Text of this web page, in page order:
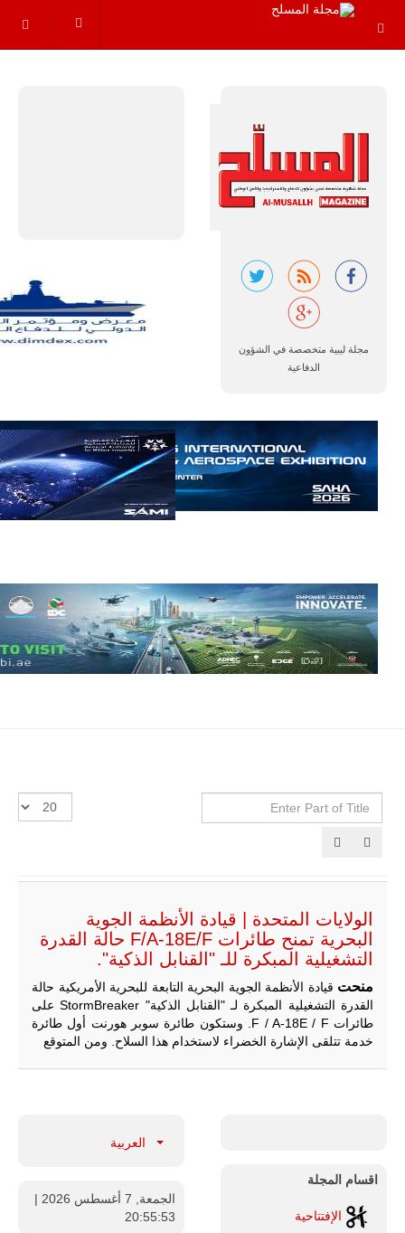
مجلة ليبية متخصصة في الشؤون
الدفاعية
الأفريقية أكبر
مالي |
مشاركة
المسيرة
الروسية
أوريون مع
قوة الفيلق
مع تصاعد حدة
الحرب الجوية
الروسية في
مالي رُصدت
طائرة أوريون
بدون طيار فوق
ليبيا | إنطلاق
تدريبات
من 30 دولة
بمدينة سرت
في خطوة
تُوصف بأنها
اختبار عملي
Enter
Part
عدد
الإظهارات:
الولايات المتحدة | قيادة الأنظمة الجوية
البحرية تمنح طائرات F/A-18E/F حالة القدرة
التشغيلية المبكرة للـ "القنابل الذكية".
منحت قيادة الأنظمة الجوية البحرية التابعة للبحرية الأمريكية حالة
القدرة التشغيلية المبكرة لـ "القنابل الذكية" StormBreaker على
طائرات F / A-18E / F. وستكون طائرة سوبر هورنت أول طائرة
خدمة تتلقى الإشارة الخضراء لاستخدام هذا السلاح. ومن المتوقع
اقسام المجلة
الإفتتاحية
العربية
الجمعة, 7 أغسطس 2026
|
20:55:54